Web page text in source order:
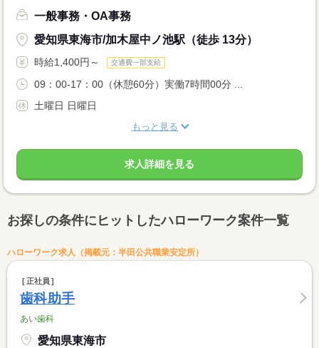
一般事務・OA事務
愛知県東海市/加木屋中ノ池駅（徒歩 13分）
時給1,400円～ 交通費一部支給
09：00-17：00（休憩60分）実働7時間00分 ...
土曜日 日曜日
もっと見る
求人詳細を見る
お探しの条件にヒットしたハローワーク案件一覧
ハローワーク求人（掲載元：半田公共職業安定所）
正社員
歯科助手
あい歯科
愛知県東海市